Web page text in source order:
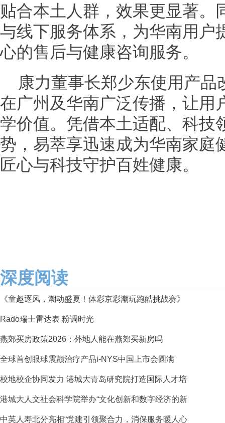
贴合本土人群，效果更显著。
与线下服务体系，为华南用户
心的售后与健康咨询服务。
康力董事长郑少东使用产
在广州及华南广泛传播，让用
学价值。凭借本土适配、科技
势，易萃享迅速成为华南家庭
匠心与科技守护百姓健康。
深度阅读
《童趣逐风，潮动盛夏！体彩京彩潮玩跑酷挑战赛》
Rado瑞士雷达表 粉调时光
燕郊买房政策2026：外地人能在燕郊买新房吗
全球首创眼球震颤治疗产品i-NYS中国上市会圆满
校地校企协同发力 港城大青岛研究院打造国际人才培
港城大人文社会科学院举办“文化创新和数字经济的新
中英人寿北分亮相“党建引领聚合力，消保服务暖人心